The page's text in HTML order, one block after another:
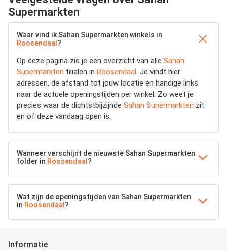
Supermarkten
Waar vind ik Sahan Supermarkten winkels in
Roosendaal ?
Op deze pagina zie je een overzicht van alle Sahan
Supermarkten filialen in Roosendaal. Je vindt hier
adressen, de afstand tot jouw locatie en handige links
naar de actuele openingstijden per winkel. Zo weet je
precies waar de dichtstbijzijnde Sahan Supermarkten zit
en of deze vandaag open is.
Wanneer verschijnt de nieuwste Sahan Supermarkten
folder in Roosendaal ?
Wat zijn de openingstijden van Sahan Supermarkten
in Roosendaal ?
Informatie